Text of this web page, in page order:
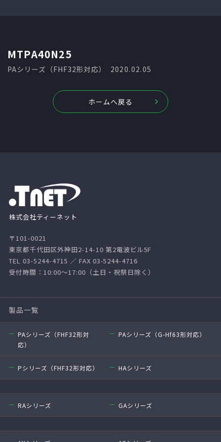
MTPA40N25
PAシリーズ（FHF32形対応） 2020.02.05
ホームへ戻る
株式会社ティーネット
〒101-0021
東京都千代田区外神田2-14-10 第2電波ビル5F
TEL 03-5244-4715 ／ FAX 03-5244-4716
受付時間：10:00～17:00（土日・祝祭日除く）
製品一覧
PAシリーズ（FHF32形対
応）
PAシリーズ（G-Hf63形対応）
Pシリーズ（FHF32形対応） HAシリーズ
RAシリーズ GAシリーズ